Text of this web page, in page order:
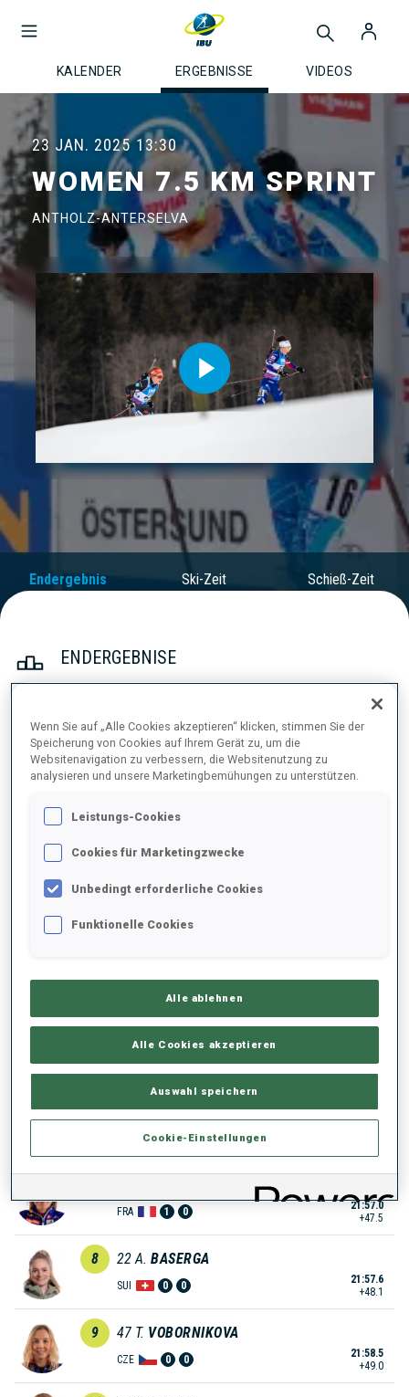
KALENDER ERGEBNISSE VIDEOS
23 JAN. 2025 13:30
WOMEN 7.5 KM SPRINT
ANTHOLZ-ANTERSELVA
Play
Video
Endergebnis Ski-Zeit Schieß-Zeit
ENDERGEBNISE
1 50 L. JEANMONNOT
FRA 0 0
2 64 S. GROTIAN
3 44 F. PREUSS
21:37.5
J. SIMON
FRA 0 1
6 42 J. RICHARD
0 0
FRA 1 0
21:57.0
+47.5
8 22 A. BASERGA
SUI 0 0
21:57.6
+48.1
9 47 T. VOBORNIKOVA
CZE 0 0
21:58.5
+49.0
Wenn Sie auf „Alle Cookies akzeptieren“ klicken, stimmen Sie der
Speicherung von Cookies auf Ihrem Gerät zu, um die
Websitenavigation zu verbessern, die Websitenutzung zu
analysieren und unsere Marketingbemühungen zu unterstützen.
Leistungs-Cookies
Cookies für Marketingzwecke
Unbedingt erforderliche Cookies
Funktionelle Cookies
Alle ablehnen
Alle Cookies akzeptieren
Auswahl speichern
Cookie-Einstellungen